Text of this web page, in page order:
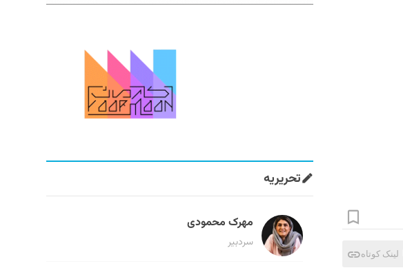
لینک کوتاه
تحریریه
مهرک محمودی
سردبیر